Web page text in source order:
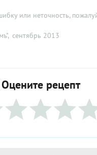
или неточность,
, сентябрь 2013
Оцените рецепт